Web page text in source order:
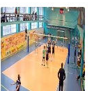
ЯВЛЯЮТСЯ НЕ
ОШИБОЧНЫМИ